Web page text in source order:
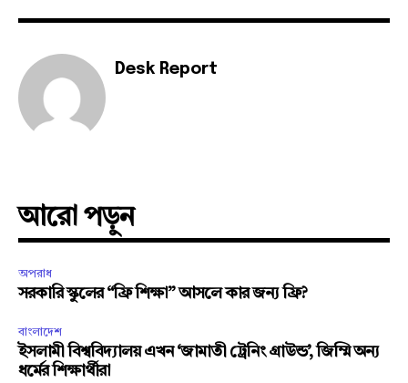
Desk Report
আরো পড়ুন
অপরাধ
সরকারি স্কুলের “ফ্রি শিক্ষা” আসলে কার জন্য ফ্রি?
বাংলাদেশ
ইসলামী বিশ্ববিদ্যালয় এখন ‘জামাতী ট্রেনিং গ্রাউন্ড’, জিম্মি অন্য
ধর্মের শিক্ষার্থীরা